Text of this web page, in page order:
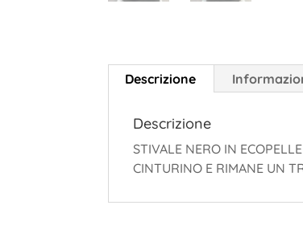
Descrizione
Descrizione
STIVALE NERO IN
CINTURINO E RIMANE UN